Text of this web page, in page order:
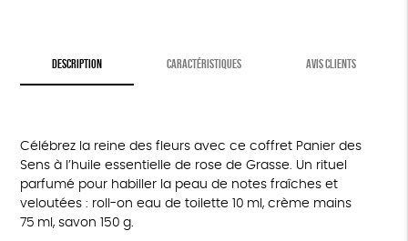
DESCRIPTION CARACTÉRISTIQUES AVIS CLIENTS
Célébrez la reine des fleurs avec ce coffret Panier des
Sens à l’huile essentielle de rose de Grasse. Un rituel
parfumé pour habiller la peau de notes fraîches et
veloutées : roll-on eau de toilette 10 ml, crème mains
75 ml, savon 150 g.